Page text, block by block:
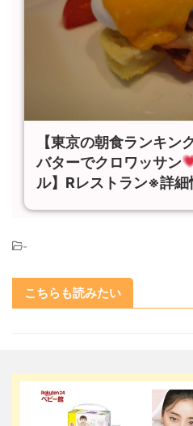
【東京の朝食ランキン
バターでクロワッサン
ル】Rレストラン※詳細
-
こちらも読みたい